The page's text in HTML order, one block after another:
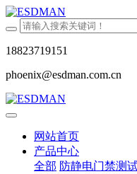
18823719151
phoenix@esdman.com.cn
网站首页
产品中心
全部 防静电门禁测